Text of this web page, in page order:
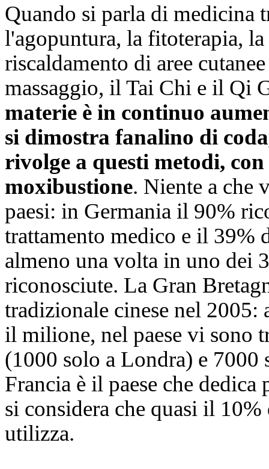
Quando si parla di medicina
l'agopuntura, la fitoterapia,
riscaldamento di aree
massaggio, il Tai Chi e il Qi
materie è in continuo
si dimostra fanalino di
rivolge a questi metodi,
moxibustione. Niente a che
paesi: in Germania il 90%
trattamento medico e il 39%
almeno una volta in uno dei
riconosciute. La Gran
tradizionale cinese nel
il milione, nel paese vi sono
(1000 solo a Londra) e
Francia è il paese che dedica
si considera che quasi il
utilizza.